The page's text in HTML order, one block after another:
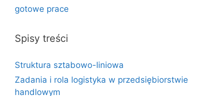
gotowe prace
Spisy treści
Struktura sztabowo-liniowa
Zadania i rola logistyka w przedsiębiorstwie
handlowym